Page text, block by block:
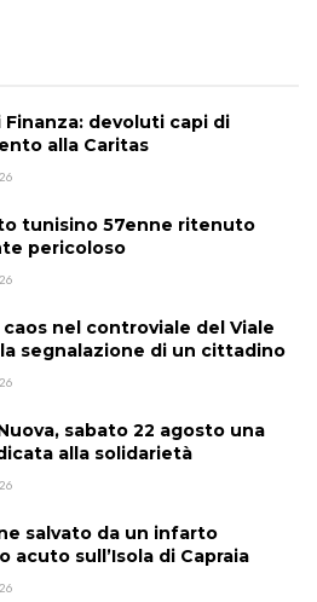
Finanza: devoluti capi di
alla Caritas
tunisino 57enne ritenuto
pericoloso
nel controviale del Viale
segnalazione di un cittadino
sabato 22 agosto una
alla solidarietà
salvato da un infarto
acuto sull’Isola di Capraia